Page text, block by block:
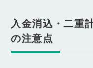
入金消込・二重
の注意点